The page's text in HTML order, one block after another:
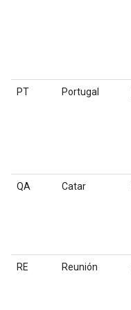
PT Portugal
QA Catar
RE Reunión